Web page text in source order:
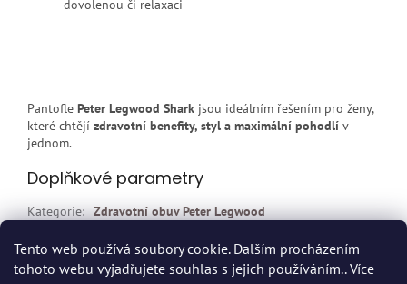
Tento web používá soubory cookie. Dalším procházením
tohoto webu vyjadřujete souhlas s jejich používáním.. Více
dovolenou či relaxaci
Pantofle Peter Legwood Shark jsou ideálním řešením pro ženy,
které chtějí zdravotní benefity, styl a maximální pohodlí v
jednom.
Doplňkové parametry
Kategorie: Zdravotní obuv Peter Legwood